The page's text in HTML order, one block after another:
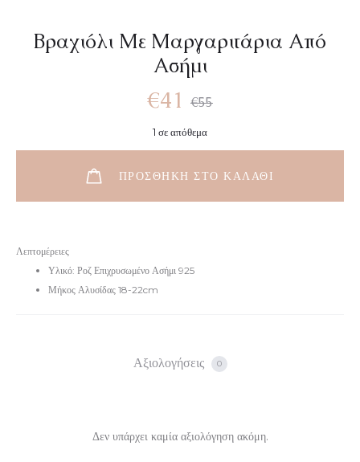
Βραχιόλι Με Μαργαριτάρια Από
Ασήμι
Λεπτομέρειες
Υλικό: Ροζ Επιχρυσωμένο Ασήμι 925
Μήκος Αλυσίδας 18-22cm
€55
€41
1 σε απόθεμα
ΠΡΟΣΘΉΚΗ ΣΤΟ ΚΑΛΆΘΙ
Αξιολογήσεις 0
Δεν υπάρχει καμία αξιολόγηση ακόμη.